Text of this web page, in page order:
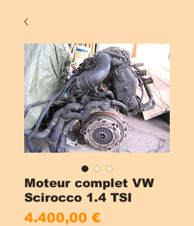
Moteur complet VW
Scirocco 1.4 TSI
4.400,00 €